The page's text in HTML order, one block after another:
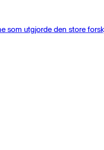
som utgjorde den store